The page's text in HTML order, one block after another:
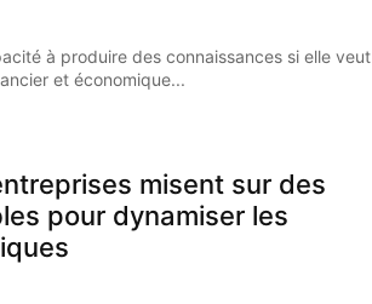
à produire des connaissances si elle veut
et économique...
misent sur des
pour dynamiser les